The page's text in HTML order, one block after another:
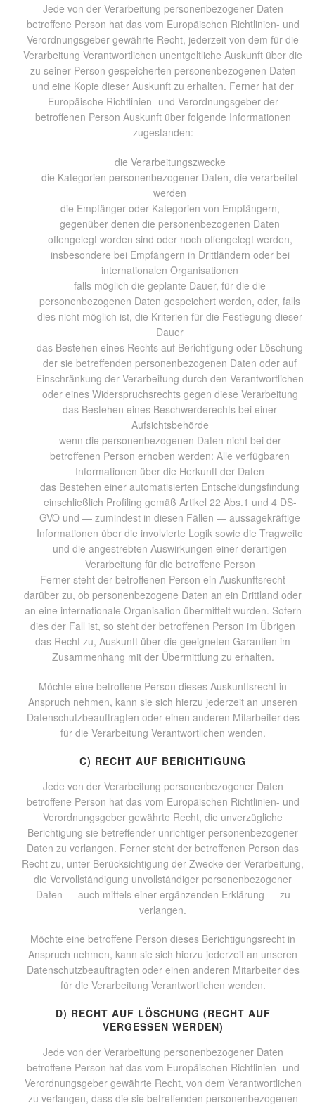
Jede von der Verarbeitung personenbezogener Daten
betroffene Person hat das vom Europäischen Richtlinien- und
Verordnungsgeber gewährte Recht, jederzeit von dem für die
Verarbeitung Verantwortlichen unentgeltliche Auskunft über die
zu seiner Person gespeicherten personenbezogenen Daten
und eine Kopie dieser Auskunft zu erhalten. Ferner hat der
Europäische Richtlinien- und Verordnungsgeber der
betroffenen Person Auskunft über folgende Informationen
zugestanden:
die Verarbeitungszwecke
die Kategorien personenbezogener Daten, die verarbeitet
werden
die Empfänger oder Kategorien von Empfängern,
gegenüber denen die personenbezogenen Daten
offengelegt worden sind oder noch offengelegt werden,
insbesondere bei Empfängern in Drittländern oder bei
internationalen Organisationen
falls möglich die geplante Dauer, für die die
personenbezogenen Daten gespeichert werden, oder, falls
dies nicht möglich ist, die Kriterien für die Festlegung dieser
Dauer
das Bestehen eines Rechts auf Berichtigung oder Löschung
der sie betreffenden personenbezogenen Daten oder auf
Einschränkung der Verarbeitung durch den Verantwortlichen
oder eines Widerspruchsrechts gegen diese Verarbeitung
das Bestehen eines Beschwerderechts bei einer
Aufsichtsbehörde
wenn die personenbezogenen Daten nicht bei der
betroffenen Person erhoben werden: Alle verfügbaren
Informationen über die Herkunft der Daten
das Bestehen einer automatisierten Entscheidungsfindung
einschließlich Profiling gemäß Artikel 22 Abs.1 und 4 DS-
GVO und — zumindest in diesen Fällen — aussagekräftige
Informationen über die involvierte Logik sowie die Tragweite
und die angestrebten Auswirkungen einer derartigen
Verarbeitung für die betroffene Person
Ferner steht der betroffenen Person ein Auskunftsrecht
darüber zu, ob personenbezogene Daten an ein Drittland oder
an eine internationale Organisation übermittelt wurden. Sofern
dies der Fall ist, so steht der betroffenen Person im Übrigen
das Recht zu, Auskunft über die geeigneten Garantien im
Zusammenhang mit der Übermittlung zu erhalten.
Möchte eine betroffene Person dieses Auskunftsrecht in
Anspruch nehmen, kann sie sich hierzu jederzeit an unseren
Datenschutzbeauftragten oder einen anderen Mitarbeiter des
für die Verarbeitung Verantwortlichen wenden.
C) RECHT AUF BERICHTIGUNG
Jede von der Verarbeitung personenbezogener Daten
betroffene Person hat das vom Europäischen Richtlinien- und
Verordnungsgeber gewährte Recht, die unverzügliche
Berichtigung sie betreffender unrichtiger personenbezogener
Daten zu verlangen. Ferner steht der betroffenen Person das
Recht zu, unter Berücksichtigung der Zwecke der Verarbeitung,
die Vervollständigung unvollständiger personenbezogener
Daten — auch mittels einer ergänzenden Erklärung — zu
verlangen.
Möchte eine betroffene Person dieses Berichtigungsrecht in
Anspruch nehmen, kann sie sich hierzu jederzeit an unseren
Datenschutzbeauftragten oder einen anderen Mitarbeiter des
für die Verarbeitung Verantwortlichen wenden.
D) RECHT AUF LÖSCHUNG (RECHT AUF
VERGESSEN WERDEN)
Jede von der Verarbeitung personenbezogener Daten
betroffene Person hat das vom Europäischen Richtlinien- und
Verordnungsgeber gewährte Recht, von dem Verantwortlichen
zu verlangen, dass die sie betreffenden personenbezogenen